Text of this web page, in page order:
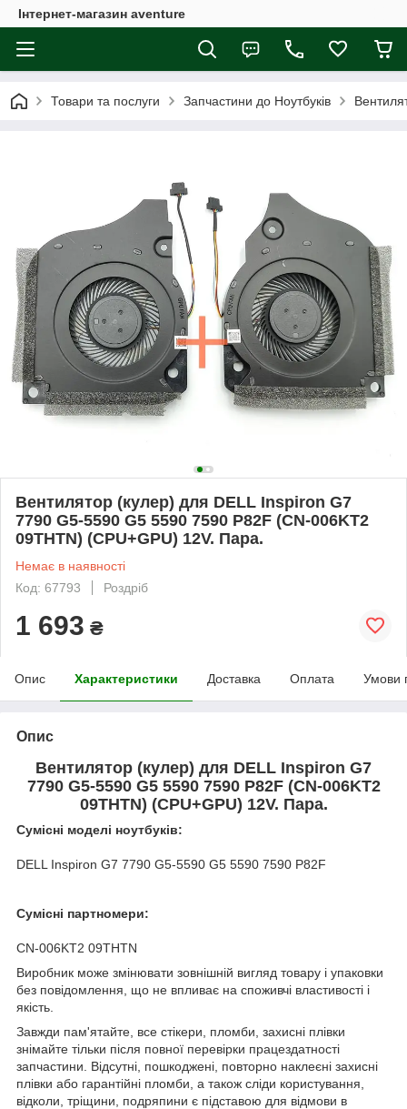
Інтернет-магазин aventure
Товари та послуги Запчастини до Ноутбуків
Вентилятор (кулер) для DELL Inspiron G7
7790 G5-5590 G5 5590 7590 P82F (CN-006KT2
09THTN) (CPU+GPU) 12V. Пара.
Немає в наявності
Код: 67793
Роздріб
1 693 ₴
Опис Характеристики Доставка Оплата Умови
Опис
Вентилятор (кулер) для DELL Inspiron G7
7790 G5-5590 G5 5590 7590 P82F (CN-006KT2
09THTN) (CPU+GPU) 12V. Пара.
Сумісні моделі ноутбуків:
DELL Inspiron G7 7790 G5-5590 G5 5590 7590 P82F
Сумісні партномери:
CN-006KT2 09THTN
Виробник може змінювати зовнішній вигляд товару і упаковки
без повідомлення, що не впливає на споживчі властивості і
якість.
Завжди пам'ятайте, все стікери, пломби, захисні плівки
знімайте тільки після повної перевірки працездатності
запчастини. Відсутні, пошкоджені, повторно наклеєні захисні
плівки або гарантійні пломби, а також сліди користування,
відколи, тріщини, подряпини є підставою для відмови в